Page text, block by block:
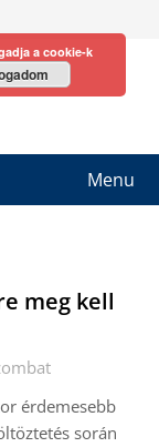
Menu
meg kell
érdemesebb
során
a cookie-k